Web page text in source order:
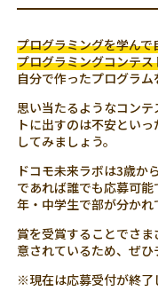
プログラミングを学ん
プログラミングコンテ
自分で作ったプログラム
思い当たるようなコン
トに出すのは不安とい
してみましょう。
ドコモ未来ラボは3歳か
であれば誰でも応募可
年・中学生で部が分かれ
賞を受賞することでさ
意されているため、ぜひ
※現在は応募受付が終了